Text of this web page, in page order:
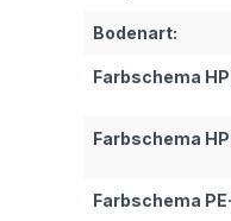
Bodenart:
Farbschema
Farbschema
Farbschema